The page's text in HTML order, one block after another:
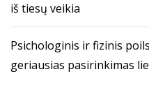
iš tiesų veikia
Psichologinis ir fizinis
geriausias pasirinkimas